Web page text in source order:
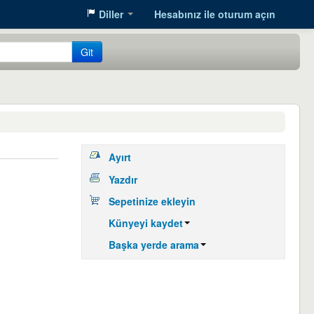
Diller Hesabınız ile oturum açın
Git
Ayırt
Yazdır
Sepetinize ekleyin
Künyeyi kaydet
Başka yerde arama